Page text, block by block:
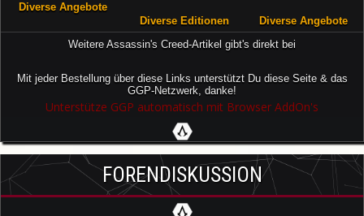
Diverse Angebote
Diverse Editionen
Diverse Angebote
Weitere Assassin's Creed-Artikel gibt's direkt bei
Mit jeder Bestellung über diese Links unterstützt Du diese Seite & das
GGP-Netzwerk, danke!
Unterstütze GGP automatisch mit Browser AddOn's
FORENDISKUSSION